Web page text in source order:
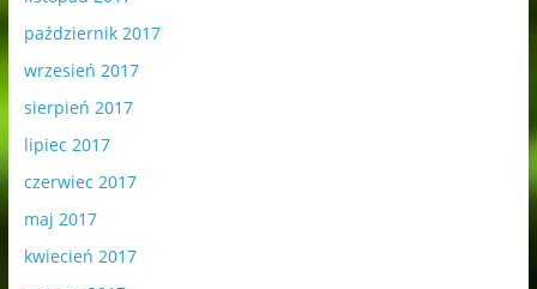
październik 2017
wrzesień 2017
sierpień 2017
lipiec 2017
czerwiec 2017
maj 2017
kwiecień 2017